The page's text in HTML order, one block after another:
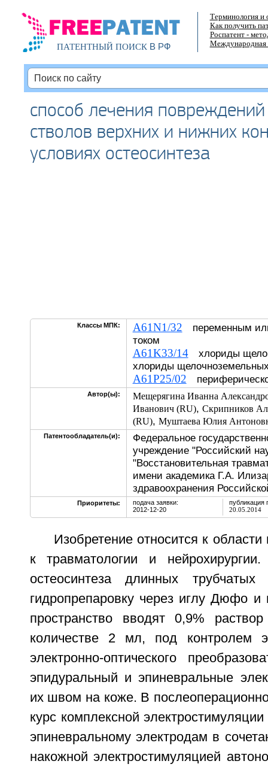
ПАТЕНТНЫЙ ПОИСКВ РФ
Терминология и
Как получить
Роспатент -
Международная
способ лечения
стволов верхних и нижних
условиях остеосинтеза
Классы МПК: A61N1/32 переменным
током
A61K33/14хлориды
хлориды
A61P25/02
Автор(ы):
Мещерягина Иванна
Иванович (RU), Скрипников
(RU), Муштаева Юлия
Патентообладатель(и):
Федеральное
учреждение "Российский
"Восстановительная
имени академика Г.А.
здравоохранения
Приоритеты:
подача заявки:
2012-12-20
публикация
20.05.2014
Изобретение относится к
к травматологии и
остеосинтеза длинных
гидропрепаровку через иглу Дюфо и
пространство вводят 0,9%
количестве 2 мл, под контролем
электронно-оптического
эпидуральный и эпиневральные
их швом на коже. В
курс комплексной
эпиневральному электродам в
накожной электростимуляцией